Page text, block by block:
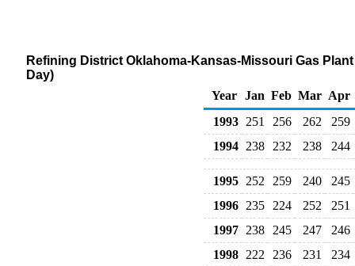
Refining District Oklahoma-Kansas-Missouri Gas
Day)
Year Jan Feb Mar Apr
1993 251 256 262
259
1994 238 232 238 244
1995 252 259 240
245
1996 235 224 252
251
1997 238 245 247
246
1998 222 236 231
234